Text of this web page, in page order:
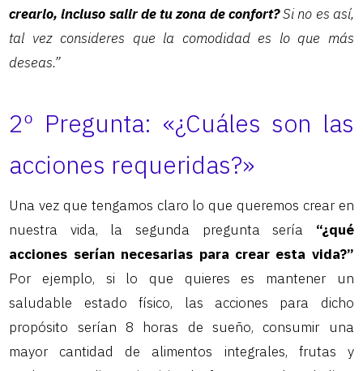
crearlo, incluso salir de tu zona de confort?Si no es así,
tal vez consideres que la comodidad es lo que más
deseas.”
2º Pregunta: «¿Cuáles son las
acciones requeridas?»
Una vez que tengamos claro lo que queremos crear en
nuestra vida, la segunda pregunta sería “¿qué
acciones serían necesarias para crear esta vida?”
Por ejemplo, si lo que quieres es mantener un
saludable estado físico, las acciones para dicho
propósito serían 8 horas de sueño, consumir una
mayor cantidad de alimentos integrales, frutas y